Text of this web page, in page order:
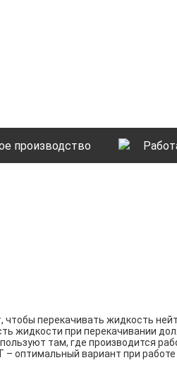
производство
перекачивать жидкость
жидкости при перекачивании
там, где производится
оптимальный вариант при